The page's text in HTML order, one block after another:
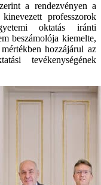
a rendezvényen a
professzorok
oktatás iránti
beszámolója kiemelte,
hozzájárul az
tevékenységének